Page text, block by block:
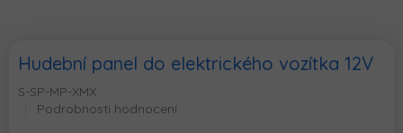
Hudební panel do elektrického vozítka 12V
S-SP-MP-XMX
Průměrné
Podrobnosti hodnocení